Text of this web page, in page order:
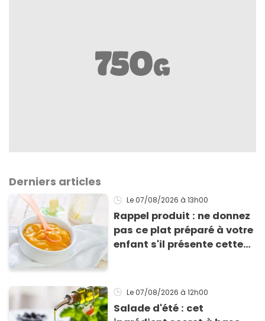
Derniers articles
Le 07/08/2026 à 13h00
Rappel produit : ne donnez
pas ce plat préparé à votre
enfant s'il présente cette
Le 07/08/2026 à 12h00
Salade d'été : cet